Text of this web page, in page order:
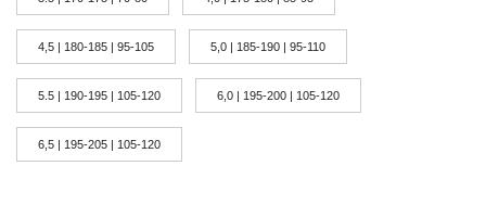
4,5 | 180-185 | 95-105 5,0 | 185-190 | 95-110
5.5 | 190-195 | 105-120 6,0 | 195-200 | 105-120
6,5 | 195-205 | 105-120